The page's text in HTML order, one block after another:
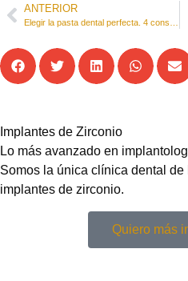
ANTERIOR
Implantes de Zirconio
Lo más avanzado en
Somos la única clínica dental
implantes de zirconio.
Quiero más